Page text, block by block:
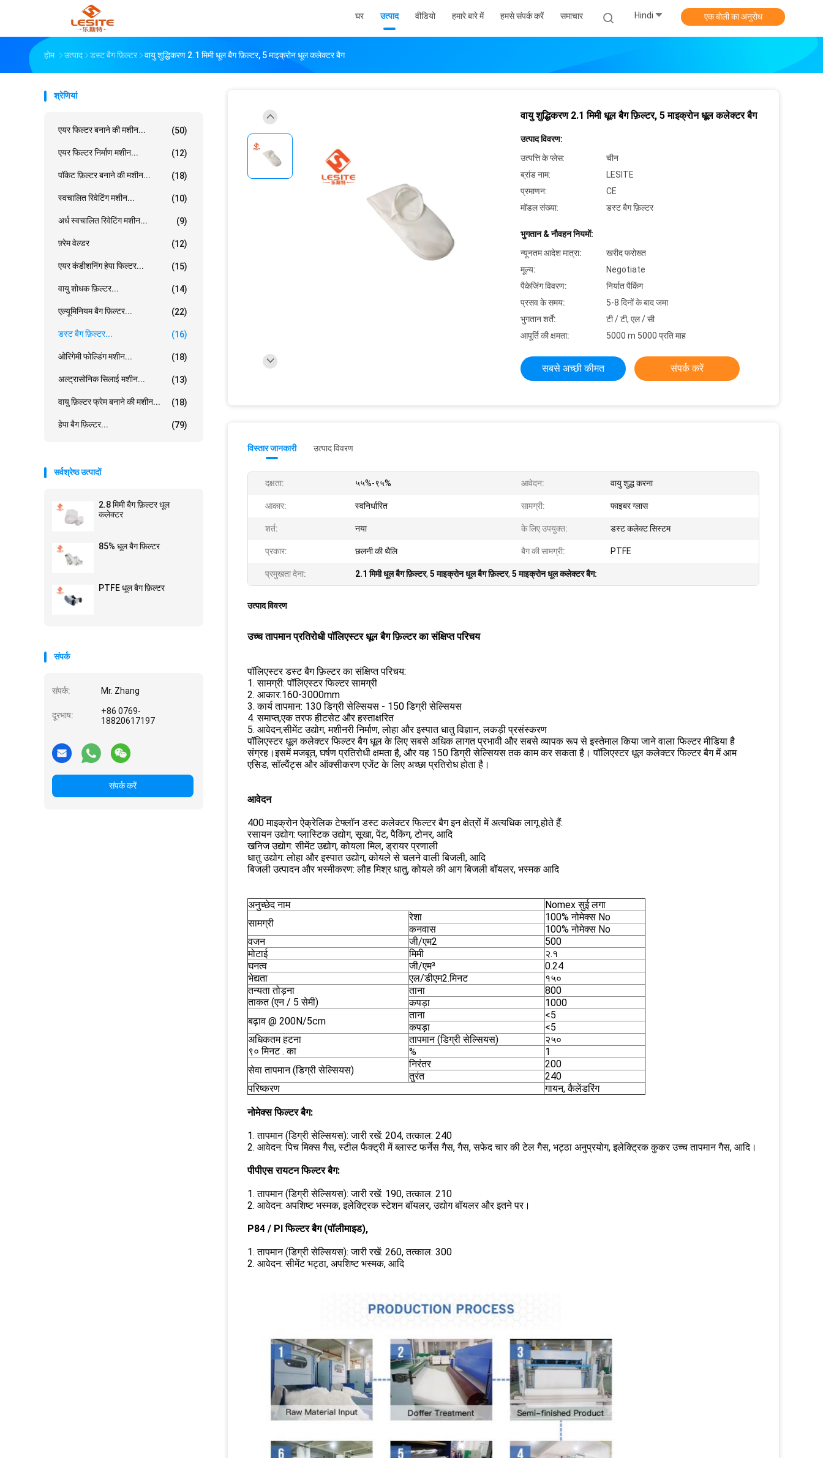
घर उत्पाद वीडियो हमारे बारे में हमसे संपर्क करें समाचार Hindi एक बोली का अनुरोध
होम उत्पाद डस्ट बैग फ़िल्टर वायु शुद्धिकरण 2.1 मिमी धूल बैग फ़िल्टर, 5 माइक्रोन धूल कलेक्टर बैग
श्रेणियां
एयर फिल्टर बनाने की मशीन... (50)
एयर फिल्टर निर्माण मशीन... (12)
पॉकेट फ़िल्टर बनाने की मशीन... (18)
स्वचालित रिवेटिंग मशीन... (10)
अर्ध स्वचालित रिवेटिंग मशीन... (9)
फ़्रेम वेल्डर (12)
एयर कंडीशनिंग हेपा फिल्टर... (15)
वायु शोधक फ़िल्टर... (14)
एल्यूमिनियम बैग फ़िल्टर... (22)
डस्ट बैग फ़िल्टर... (16)
ओरिगेमी फोल्डिंग मशीन... (18)
अल्ट्रासोनिक सिलाई मशीन... (13)
वायु फ़िल्टर फ्रेम बनाने की मशीन... (18)
हेपा बैग फ़िल्टर... (79)
सर्वश्रेष्ठ उत्पादों
2.8 मिमी बैग फ़िल्टर धूल
कलेक्टर
85% धूल बैग फ़िल्टर
PTFE धूल बैग फ़िल्टर
संपर्क
संपर्क: Mr. Zhang
दूरभाष:
+86 0769-
18820617197
संपर्क करें
वायु शुद्धिकरण 2.1 मिमी धूल बैग फ़िल्टर, 5 माइक्रोन धूल कलेक्टर बैग
उत्पाद विवरण:
उत्पत्ति के प्लेस:
चीन
ब्रांड नाम:
LESITE
प्रमाणन:
CE
मॉडल संख्या:
डस्ट बैग फ़िल्टर
भुगतान & नौवहन नियमों:
न्यूनतम आदेश मात्रा:
खरीद फरोख्त
मूल्य:
Negotiate
पैकेजिंग विवरण:
निर्यात पैकिंग
प्रसव के समय:
5-8 दिनों के बाद जमा
भुगतान शर्तें:
टी / टी, एल / सी
आपूर्ति की क्षमता:
5000 m 5000 प्रति माह
सबसे अच्छी कीमत संपर्क करें
विस्तार जानकारी उत्पाद विवरण
दक्षता: ५५%-९५% आवेदन: वायु शुद्ध करना
आकार: स्वनिर्धारित सामग्री: फाइबर ग्लास
शर्त: नया के लिए उपयुक्त: डस्ट कलेक्ट सिस्टम
प्रकार: छलनी की थैलि बैग की सामग्री: PTFE
प्रमुखता देना: 2.1 मिमी धूल बैग फ़िल्टर, 5 माइक्रोन धूल बैग फ़िल्टर, 5 माइक्रोन धूल कलेक्टर बैग:
उत्पाद विवरण
उच्च तापमान प्रतिरोधी पॉलिएस्टर धूल बैग फ़िल्टर का संक्षिप्त परिचय
पॉलिएस्टर डस्ट बैग फ़िल्टर का संक्षिप्त परिचय:
1. सामग्री: पॉलिएस्टर फिल्टर सामग्री
2. आकार:160-3000mm
3. कार्य तापमान: 130 डिग्री सेल्सियस - 150 डिग्री सेल्सियस
4. समाप्त;एक तरफ हीटसेट और हस्ताक्षरित
5. आवेदन;सीमेंट उद्योग, मशीनरी निर्माण, लोहा और इस्पात धातु विज्ञान, लकड़ी प्रसंस्करण
पॉलिएस्टर धूल कलेक्टर फिल्टर बैग धूल के लिए सबसे अधिक लागत प्रभावी और सबसे व्यापक रूप से इस्तेमाल किया जाने वाला फिल्टर मीडिया है
संग्रह।इसमें मजबूत, घर्षण प्रतिरोधी क्षमता है, और यह 150 डिग्री सेल्सियस तक काम कर सकता है। पॉलिएस्टर धूल कलेक्टर फिल्टर बैग में आम
एसिड, सॉल्वैंट्स और ऑक्सीकरण एजेंट के लिए अच्छा प्रतिरोध होता है।
आवेदन
400 माइक्रोन ऐक्रेलिक टेफ्लॉन डस्ट कलेक्टर फिल्टर बैग इन क्षेत्रों में अत्यधिक लागू होते हैं:
रसायन उद्योग: प्लास्टिक उद्योग, सूखा, पेंट, पैकिंग, टोनर, आदि
खनिज उद्योग: सीमेंट उद्योग, कोयला मिल, ड्रायर प्रणाली
धातु उद्योग: लोहा और इस्पात उद्योग, कोयले से चलने वाली बिजली, आदि
बिजली उत्पादन और भस्मीकरण: लौह मिश्र धातु, कोयले की आग बिजली बॉयलर, भस्मक आदि
अनुच्छेद नाम
Nomex सुई लगा
सामग्री
रेशा
100% नोमेक्स No
कनवास
100% नोमेक्स No
वजन
जी/एम2
500
मोटाई
मिमी
२.१
घनत्व
जी/एम³
0.24
भेद्यता
एल/डीएम2.मिनट
१५०
तन्यता तोड़ना
ताकत (एन / 5 सेमी)
ताना
800
कपड़ा
1000
बढ़ाव @ 200N/5cm
ताना
<5
कपड़ा
<5
अधिकतम हटना
९० मिनट . का
तापमान (डिग्री सेल्सियस)
२५०
%
1
सेवा तापमान (डिग्री सेल्सियस)
निरंतर
200
तुरंत
240
परिष्करण
गायन, कैलेंडरिंग
नोमेक्स फिल्टर बैग:
1. तापमान (डिग्री सेल्सियस): जारी रखें: 204, तत्काल: 240
2. आवेदन: पिच मिक्स गैस, स्टील फैक्ट्री में ब्लास्ट फर्नेस गैस, गैस, सफेद चार की टेल गैस, भट्ठा अनुप्रयोग, इलेक्ट्रिक कुकर उच्च तापमान गैस, आदि।
पीपीएस रायटन फिल्टर बैग:
1. तापमान (डिग्री सेल्सियस): जारी रखें: 190, तत्काल: 210
2. आवेदन: अपशिष्ट भस्मक, इलेक्ट्रिक स्टेशन बॉयलर, उद्योग बॉयलर और इतने पर।
P84 / PI फिल्टर बैग (पॉलीमाइड),
1. तापमान (डिग्री सेल्सियस): जारी रखें: 260, तत्काल: 300
2. आवेदन: सीमेंट भट्ठा, अपशिष्ट भस्मक, आदि